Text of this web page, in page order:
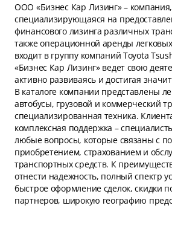
ООО «Бизнес Кар Лизинг» – компания,
специализирующаяся на
финансового лизинга различных
также операционной аренды
входит в группу компаний Toyota
«Бизнес Кар Лизинг» ведет свою
активно развиваясь и достигая
В каталоге компании представлены
автобусы, грузовой и коммерческий
специализированная техника.
комплексная поддержка –
любые вопросы, которые связаны с
приобретением, страхованием и
транспортных средств. К
отнести надежность, полный спектр
быстрое оформление сделок, скидки
партнеров, широкую географию